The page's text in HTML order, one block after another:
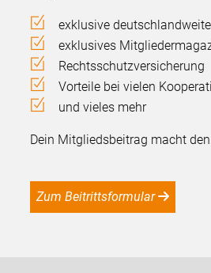
exklusive
exklusives
Rechtsschutzversicherung
Vorteile bei vielen
und vieles mehr
Dein Mitgliedsbeitrag macht den
Zum Beitrittsformular